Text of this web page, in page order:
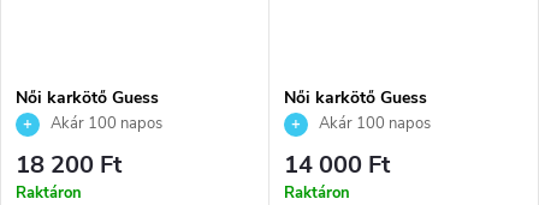
Női karkötő Guess
JUBB04156JWYGT
Akár 100 napos
visszaküldési lehetőség. Hivatalos
márkakereskedő.
18 200 Ft
Raktáron
Női karkötő Guess
JUBB04594JWRHS
Akár 100 napos
visszaküldési lehetőség. Hivatalos
márkakereskedő.
14 000 Ft
Raktáron